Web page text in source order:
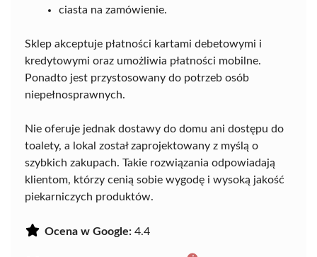
ciasta na zamówienie.
Sklep akceptuje płatności kartami debetowymi i
kredytowymi oraz umożliwia płatności mobilne.
Ponadto jest przystosowany do potrzeb osób
niepełnosprawnych.
Nie oferuje jednak dostawy do domu ani dostępu do
toalety, a lokal został zaprojektowany z myślą o
szybkich zakupach. Takie rozwiązania odpowiadają
klientom, którzy cenią sobie wygodę i wysoką jakość
piekarniczych produktów.
Ocena w Google: 4.4